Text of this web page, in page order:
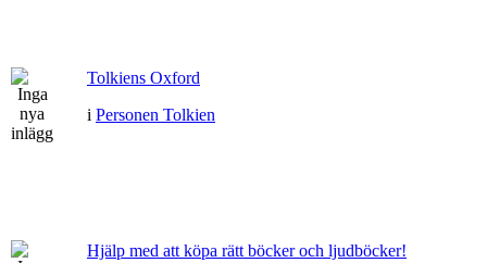
Tolkiens Oxford
i Personen Tolkien
Hjälp med att köpa rätt böcker och ljudböcker!